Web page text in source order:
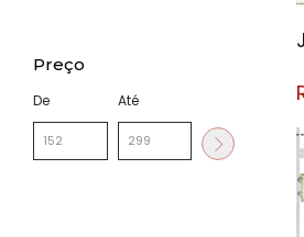
Preço
De Até